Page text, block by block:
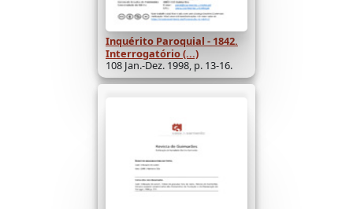
Inquérito Paroquial - 1842.
Interrogatório (...)
108 Jan.-Dez. 1998, p. 13-16.